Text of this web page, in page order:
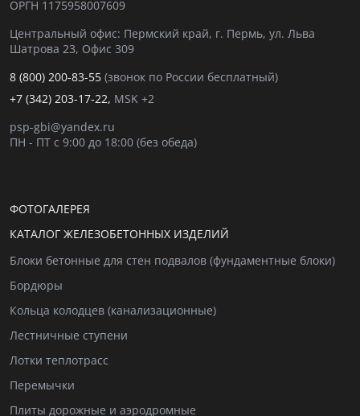
ОРГН 1175958007609
Центральный офис: Пермский край, г. Пермь, ул. Льва
Шатрова 23, Офис 309
8 (800) 200-83-55 (звонок по России бесплатный)
+7 (342) 203-17-22, MSK +2
psp-gbi@yandex.ru
ПН - ПТ с 9:00 до 18:00 (без обеда)
ФОТОГАЛЕРЕЯ
КАТАЛОГ ЖЕЛЕЗОБЕТОННЫХ ИЗДЕЛИЙ
Блоки бетонные для стен подвалов (фундаментные блоки)
Бордюры
Кольца колодцев (канализационные)
Лестничные ступени
Лотки теплотрасс
Перемычки
Плиты дорожные и аэродромные